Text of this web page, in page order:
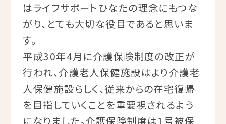
はライフサポートひなたの理念にもつな
がり、とても大切な役目であると思いま
す。
平成30年4月に介護保険制度の改正が
行われ、介護老人保健施設はより介護老
人保健施設らしく、従来からの在宅復帰
を目指していくことを重要視されるよう
になりました。介護保険制度は1号被保